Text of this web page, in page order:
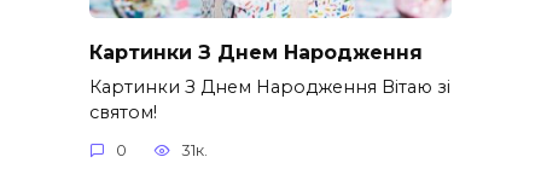
Картинки З Днем Народження
Картинки З Днем Народження Вітаю зі
святом!
0 31к.